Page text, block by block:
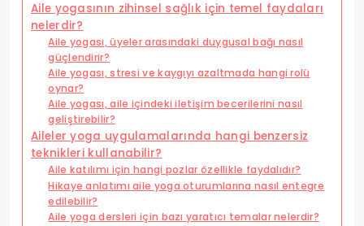
Aile yogasının zihinsel sağlık için temel faydaları
nelerdir?
Aile yogası, üyeler arasındaki duygusal bağı nasıl
güçlendirir?
Aile yogası, stresi ve kaygıyı azaltmada hangi rolü
oynar?
Aile yogası, aile içindeki iletişim becerilerini nasıl
geliştirebilir?
Aileler yoga uygulamalarında hangi benzersiz
teknikleri kullanabilir?
Aile katılımı için hangi pozlar özellikle faydalıdır?
Hikaye anlatımı aile yoga oturumlarına nasıl entegre
edilebilir?
Aile yoga dersleri için bazı yaratıcı temalar nelerdir?